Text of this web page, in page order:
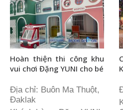
Hoàn thiện thi công khu
vui chơi Đặng YUNI cho bé
Địa chỉ: Buôn Ma Thuột,
Đaklak